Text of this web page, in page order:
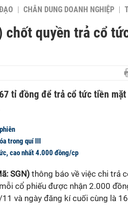
CHÂN DUNG DOANH NGHIỆP
chốt quyền trả cổ
tỉ đồng để trả cổ tức tiền
trong quí III
cao nhất 4.000 đồng/cp
SGN) thông báo về việc chi trả
cổ phiếu được nhận 2.000
và ngày đăng kí cuối cùng là